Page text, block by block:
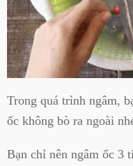
Trong quá trình ngâm,
ốc không bò ra ngoài
Bạn chỉ nên ngâm ốc 3